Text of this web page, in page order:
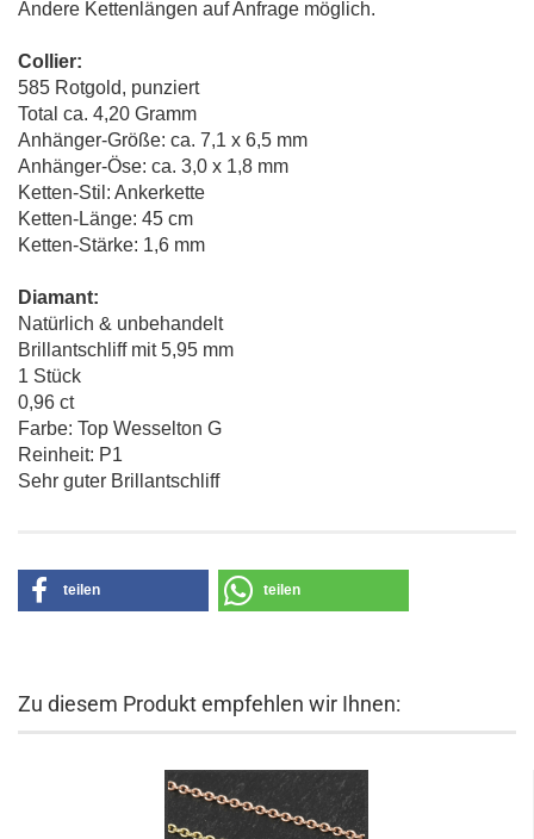
Andere Kettenlängen auf Anfrage möglich.
Collier:
585 Rotgold, punziert
Total ca. 4,20 Gramm
Anhänger-Größe: ca. 7,1 x 6,5 mm
Anhänger-Öse: ca. 3,0 x 1,8 mm
Ketten-Stil: Ankerkette
Ketten-Länge: 45 cm
Ketten-Stärke: 1,6 mm
Diamant:
Natürlich & unbehandelt
Brillantschliff mit 5,95 mm
1 Stück
0,96 ct
Farbe: Top Wesselton G
Reinheit: P1
Sehr guter Brillantschliff
teilen teilen
Zu diesem Produkt empfehlen wir Ihnen: